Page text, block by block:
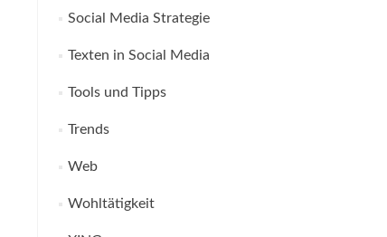
Social Media Strategie
Texten in Social Media
Tools und Tipps
Trends
Web
Wohltätigkeit